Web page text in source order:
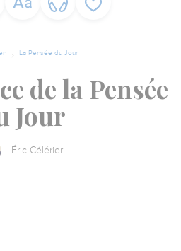
La Pensée du Jour
de la Pensée
Jour
Éric Célérier